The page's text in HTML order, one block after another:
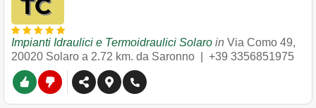
Impianti Idraulici e Termoidraulici Solaro in Via Como 49,
20020 Solaro a 2.72 km. da Saronno | +39 3356851975